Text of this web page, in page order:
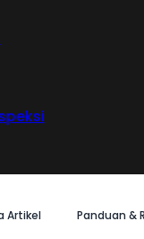
Artikel Panduan &